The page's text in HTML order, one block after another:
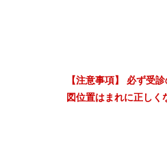
【注意事項】 必ず受
図位置はまれに正しく